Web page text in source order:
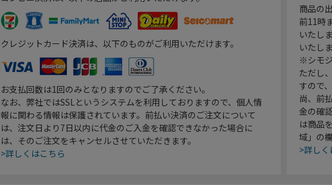
クレジットカード決済は、以下のものがご利用いただけます。
お支払回数は1回のみとなりますのでご了承ください。
なお、弊社ではSSLというシステムを利用しておりますので、個人情
報に関わる情報は保護されています。前払い決済のご注文について
は、注文日より7日以内に代金のご入金を確認できなかった場合に
は、そのご注文をキャンセルさせていただきます。
>詳しくはこちら
商品の
前11時
いたし
いたし
※シモ
ただし
すので
尚、前
金の確
は商品
域」の
>詳し